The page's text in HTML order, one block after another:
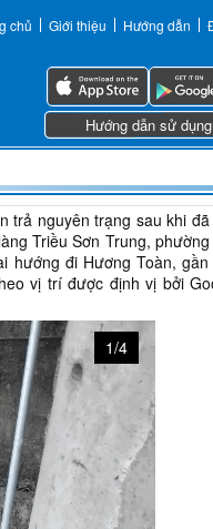
chủ Giới thiệu Hướng dẫn
Hướng dẫn sử dụng
trả nguyên trạng sau khi đã
Triều Sơn Trung, phường
hướng đi Hương Toàn, gần
vị trí được định vị bởi
1/4